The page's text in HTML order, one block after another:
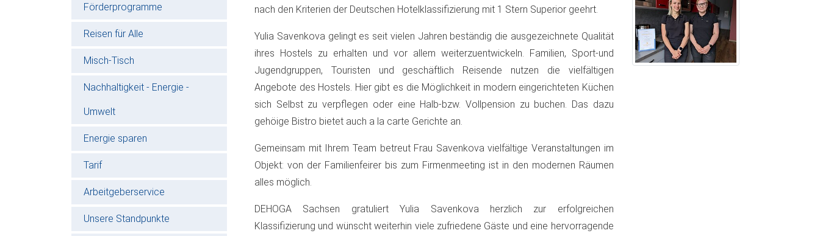
Förderprogramme
Reisen für Alle
Misch-Tisch
Nachhaltigkeit - Energie -
Umwelt
Energie sparen
Tarif
Arbeitgeberservice
Unsere Standpunkte
nach den Kriterien der Deutschen Hotelklassifizierung mit 1 Stern Superior geehrt.
Yulia Savenkova gelingt es seit vielen Jahren beständig die ausgezeichnete Qualität
ihres Hostels zu erhalten und vor allem weiterzuentwickeln. Familien, Sport-und
Jugendgruppen, Touristen und geschäftlich Reisende nutzen die vielfältigen
Angebote des Hostels. Hier gibt es die Möglichkeit in modern eingerichteten Küchen
sich Selbst zu verpflegen oder eine Halb-bzw. Vollpension zu buchen. Das dazu
gehöige Bistro bietet auch a la carte Gerichte an.
Gemeinsam mit Ihrem Team betreut Frau Savenkova vielfältige Veranstaltungen im
Objekt: von der Familienfeirer bis zum Firmenmeeting ist in den modernen Räumen
alles möglich.
DEHOGA Sachsen gratuliert Yulia Savenkova herzlich zur erfolgreichen
Klassifizierung und wünscht weiterhin viele zufriedene Gäste und eine hervorragende